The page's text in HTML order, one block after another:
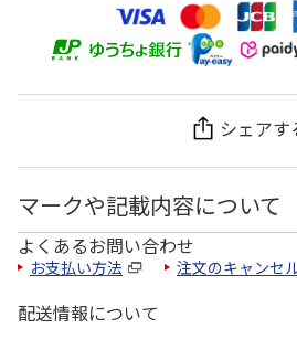
シェアす
マークや記載内容について
よくあるお問い合わせ
お支払い方法 注文のキャンセ
配送情報について